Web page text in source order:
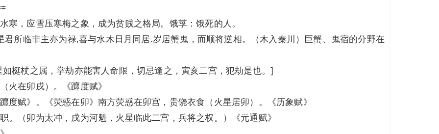
寒，应雪压寒梅之象，成为贫贱之格局。饿莩：饿死的人。
君所临非主亦为禄,喜与水木日月同居.岁居蟹鬼，而顺将逆相。（木入秦川）巨蟹、鬼宿的分野在
梃杖之属，掌劫亦能害人命限，切忌逢之，寅亥二宫，犯劫是也。]
火在卯戌）。《躔度赋》
度赋》。《荧惑在卯》南方荧惑在卯宫，贵饶衣食（火星居卯）。《历象赋》
。（卯为太冲，戌为河魁，火星临此二宫，兵将之权。）《元通赋》